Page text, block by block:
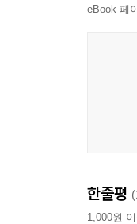
eBook 페
한줄평
1,000원